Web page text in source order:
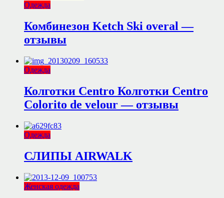
Одежда
Комбинезон Ketch Ski overal —
отзывы
Одежда
Колготки Centro Колготки Centro
Colorito de velour — отзывы
Одежда
СЛИПЫ AIRWALK
Женская одежда